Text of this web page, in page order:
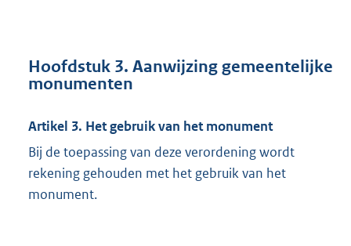
Hoofdstuk 3. Aanwijzing gemeentelijke
monumenten
Artikel 3. Het gebruik van het monument
Bij de toepassing van deze verordening wordt
rekening gehouden met het gebruik van het
monument.